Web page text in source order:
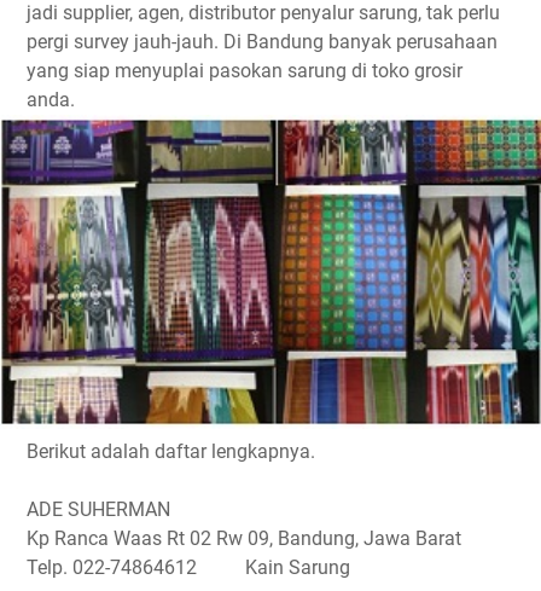
jadi supplier, agen, distributor penyalur sarung, tak perlu
pergi survey jauh-jauh. Di Bandung banyak perusahaan
yang siap menyuplai pasokan sarung di toko grosir
anda.
Berikut adalah daftar lengkapnya.
ADE SUHERMAN
Kp Ranca Waas Rt 02 Rw 09, Bandung, Jawa Barat
Telp. 022-74864612 Kain Sarung